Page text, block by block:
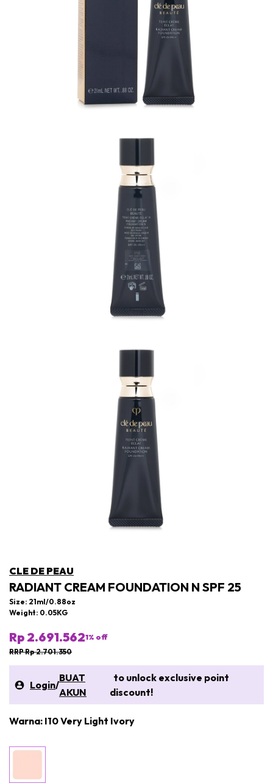
CLE DE PEAU
RADIANT CREAM FOUNDATION N SPF 25
Size: 21ml/0.88oz
Weight: 0.05KG
Rp 2.691.5621% off
RRP Rp 2.701.350
Login/
BUAT
AKUN
to unlock exclusive point
discount!
Warna: I10 Very Light Ivory